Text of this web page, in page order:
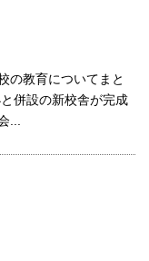
の教育についてまと
併設の新校舎が完成
...